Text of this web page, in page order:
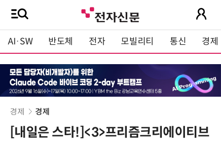
AI·SW 반도체 전자 모빌리티 통신 경제
경제 경제
[내일은 스타!]<3>프리즘크리에이티브